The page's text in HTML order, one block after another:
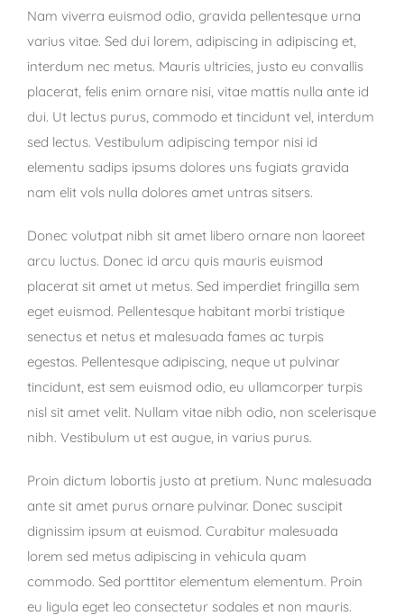
Nam viverra euismod odio, gravida pellentesque urna
varius vitae. Sed dui lorem, adipiscing in adipiscing et,
interdum nec metus. Mauris ultricies, justo eu convallis
placerat, felis enim ornare nisi, vitae mattis nulla ante id
dui. Ut lectus purus, commodo et tincidunt vel, interdum
sed lectus. Vestibulum adipiscing tempor nisi id
elementu sadips ipsums dolores uns fugiats gravida
nam elit vols nulla dolores amet untras sitsers.
Donec volutpat nibh sit amet libero ornare non laoreet
arcu luctus. Donec id arcu quis mauris euismod
placerat sit amet ut metus. Sed imperdiet fringilla sem
eget euismod. Pellentesque habitant morbi tristique
senectus et netus et malesuada fames ac turpis
egestas. Pellentesque adipiscing, neque ut pulvinar
tincidunt, est sem euismod odio, eu ullamcorper turpis
nisl sit amet velit. Nullam vitae nibh odio, non scelerisque
nibh. Vestibulum ut est augue, in varius purus.
Proin dictum lobortis justo at pretium. Nunc malesuada
ante sit amet purus ornare pulvinar. Donec suscipit
dignissim ipsum at euismod. Curabitur malesuada
lorem sed metus adipiscing in vehicula quam
commodo. Sed porttitor elementum elementum. Proin
eu ligula eget leo consectetur sodales et non mauris.